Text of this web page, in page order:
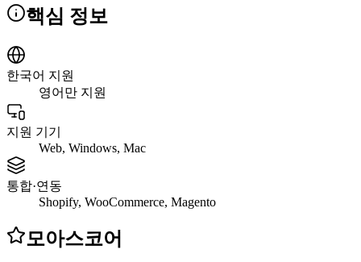
핵심 정보
한국어 지원
영어만 지원
지원 기기
Web, Windows, Mac
통합·연동
Shopify, WooCommerce, Magento
모아스코어